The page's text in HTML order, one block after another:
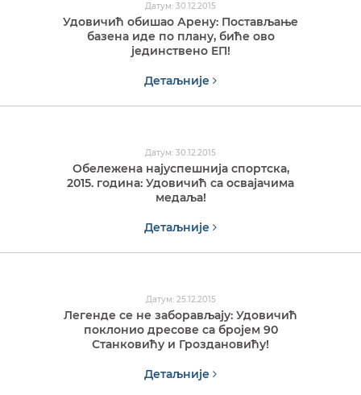
Датум: 30.12.2015
Удовичић обишао Арену: Постављање
базена иде по плану, биће ово
јединствено EП!
Детаљније
Датум: 30.12.2015
Обележена најуспешнија спортска,
2015. година: Удовичић са освајачима
медаља!
Детаљније
Датум: 25.12.2015
Легенде се не заборављају: Удовичић
поклонио дресове са бројем 90
Станковићу и Гроздановићу!
Детаљније